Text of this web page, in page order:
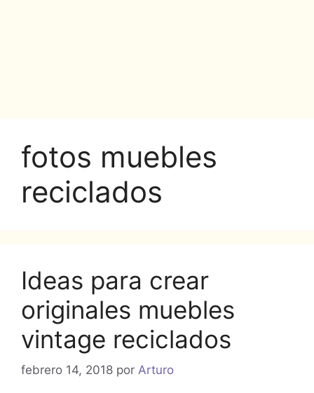
fotos muebles
reciclados
Ideas para crear
originales muebles
vintage reciclados
febrero 14, 2018 por Arturo